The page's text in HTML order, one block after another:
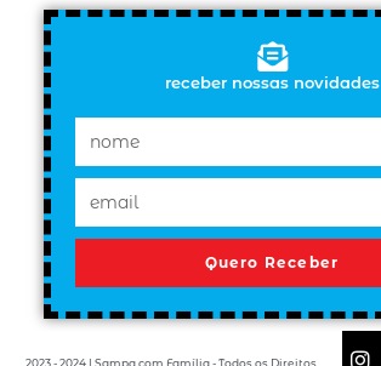
receber nossas novidades
Quero Receber
2023 - 2024 | Sampa com Família - Todos os Direitos